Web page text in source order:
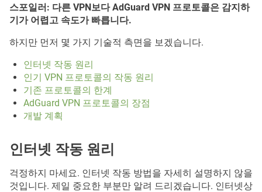
스포일러: 다른 VPN보다 AdGuard VPN 프로토콜은 감지하
기가 어렵고 속도가 빠릅니다.
하지만 먼저 몇 가지 기술적 측면을 보겠습니다.
인터넷 작동 원리
인기 VPN 프로토콜의 작동 원리
기존 프로토콜의 한계
AdGuard VPN 프로토콜의 장점
개발 계획
인터넷 작동 원리
걱정하지 마세요. 인터넷 작동 방법을 자세히 설명하지 않을
것입니다. 제일 중요한 부분만 알려 드리겠습니다. 인터넷상